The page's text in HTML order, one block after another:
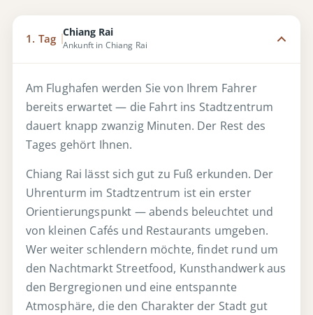
1. Tag Chiang Rai
Ankunft in Chiang Rai
Am Flughafen werden Sie von Ihrem Fahrer
bereits erwartet — die Fahrt ins Stadtzentrum
dauert knapp zwanzig Minuten. Der Rest des
Tages gehört Ihnen.
Chiang Rai lässt sich gut zu Fuß erkunden. Der
Uhrenturm im Stadtzentrum ist ein erster
Orientierungspunkt — abends beleuchtet und
von kleinen Cafés und Restaurants umgeben.
Wer weiter schlendern möchte, findet rund um
den Nachtmarkt Streetfood, Kunsthandwerk aus
den Bergregionen und eine entspannte
Atmosphäre, die den Charakter der Stadt gut